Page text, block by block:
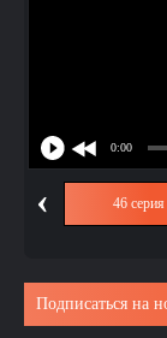
‹ 46 серия
Подписаться на